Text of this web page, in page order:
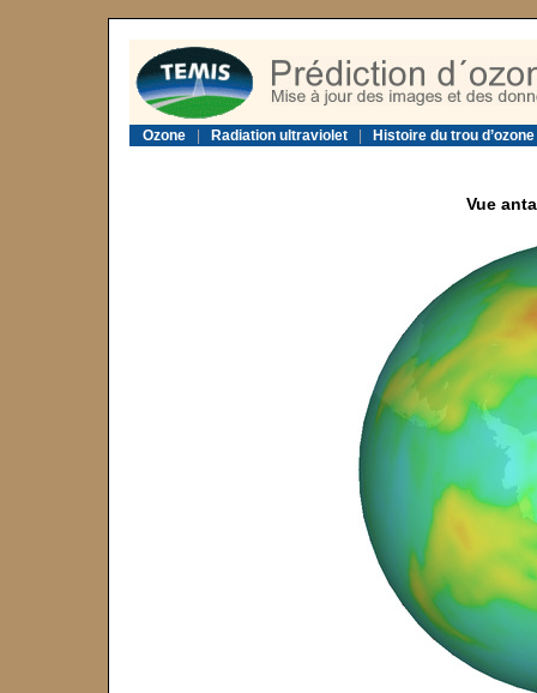
Ozone Radiation ultraviolet Histoire du trou d’ozone
Vue